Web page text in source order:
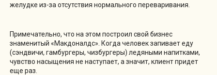
желудке из-за отсутствия нормального переваривания.
Примечательно, что на этом построил свой бизнес
знаменитый «Макдоналдс». Когда человек запивает еду
(сэндвичи, гамбургеры, чизбургеры) ледяными напитками,
чувство насыщения не наступает, а значит, клиент придет
еще раз.